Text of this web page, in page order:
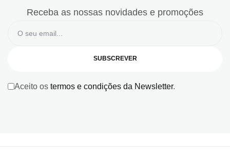
Receba as nossas novidades e promoções
SUBSCREVER
Aceito os termos e condições da Newsletter.